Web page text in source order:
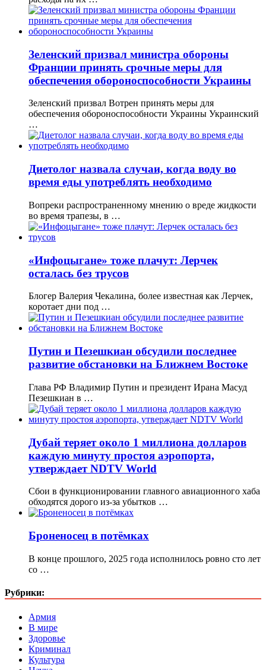
Зеленский призвал министра обороны
Франции принять срочные меры для
обеспечения обороноспособности Украины
Зеленский призвал Вотрен принять меры для
обеспечения обороноспособности Украины Украинский
…
Диетолог назвала случаи, когда воду во
время еды употреблять необходимо
Вопреки распространенному мнению о вреде жидкости
во время трапезы, в …
«Инфоцыгане» тоже плачут: Лерчек
осталась без трусов
Блогер Валерия Чекалина, более известная как Лерчек,
коротает дни под …
Путин и Пезешкиан обсудили последнее
развитие обстановки на Ближнем Востоке
Глава РФ Владимир Путин и президент Ирана Масуд
Пезешкиан в …
Дубай теряет около 1 миллиона долларов
каждую минуту простоя аэропорта,
утверждает NDTV World
Сбои в функционировании главного авиационного хаба
обходятся дорого из-за убытков …
Броненосец в потёмках
В конце прошлого, 2025 года исполнилось ровно сто лет
со …
Рубрики:
Армия
В мире
Здоровье
Криминал
Культура